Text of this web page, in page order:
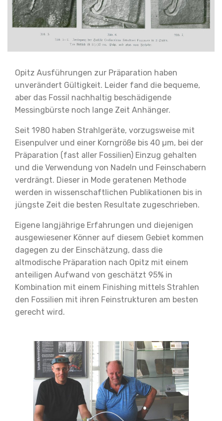
Opitz Ausführungen zur Präparation haben
unverändert Gültigkeit. Leider fand die bequeme,
aber das Fossil nachhaltig beschädigende
Messingbürste noch lange Zeit Anhänger.
Seit 1980 haben Strahlgeräte, vorzugsweise mit
Eisenpulver und einer Korngröße bis 40 µm, bei der
Präparation (fast aller Fossilien) Einzug gehalten
und die Verwendung von Nadeln und Feinschabern
verdrängt. Dieser in Mode geratenen Methode
werden in wissenschaftlichen Publikationen bis in
jüngste Zeit die besten Resultate zugeschrieben.
Eigene langjährige Erfahrungen und diejenigen
ausgewiesener Könner auf diesem Gebiet kommen
dagegen zu der Einschätzung, dass die
altmodische Präparation nach Opitz mit einem
anteiligen Aufwand von geschätzt 95% in
Kombination mit einem Finishing mittels Strahlen
den Fossilien mit ihren Feinstrukturen am besten
gerecht wird.